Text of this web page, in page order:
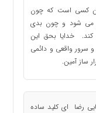
کسی است که چون
می شود و چون بدی
کند. خدایا بحق این
سرور واقعی و دائمی
ساز آمین.
رضا ای کلید ساده